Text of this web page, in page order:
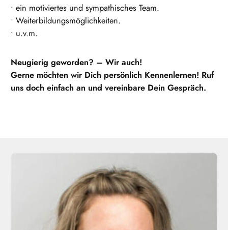
• ein motiviertes und sympathisches Team.
• Weiterbildungsmöglichkeiten.
• u.v.m.
Neugierig geworden? – Wir auch!
Gerne möchten wir Dich persönlich Kennenlernen! Ruf
uns doch einfach an und vereinbare Dein Gespräch.